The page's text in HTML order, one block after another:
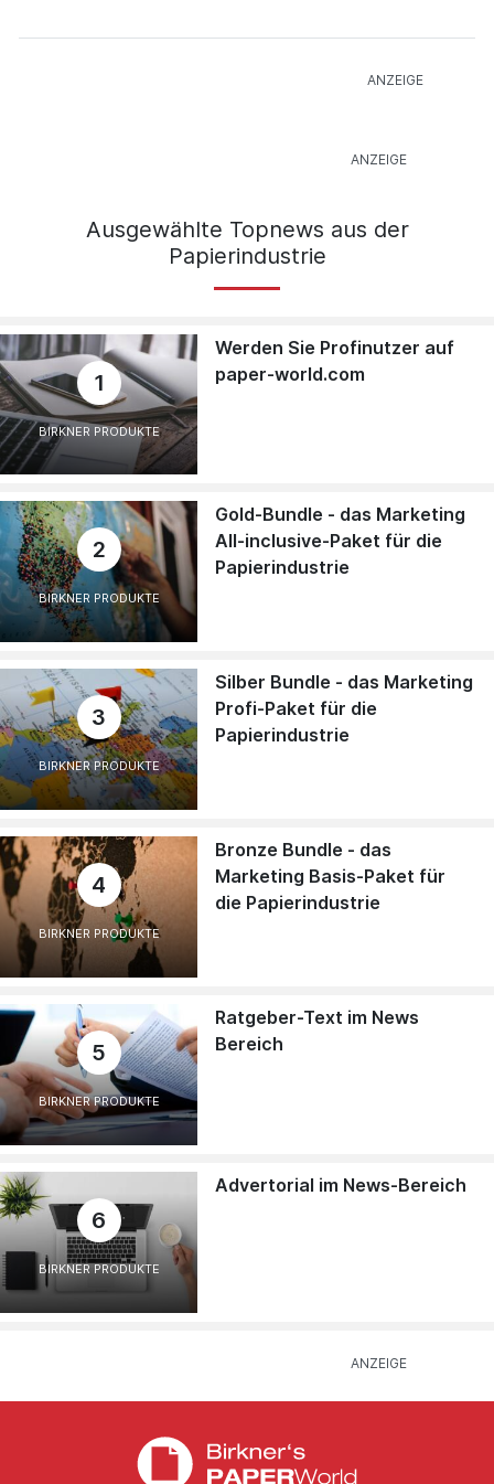
Ausgewählte Topnews aus der
Papierindustrie
1
BIRKNER PRODUKTE
Werden Sie Profinutzer auf
paper-world.com
2
BIRKNER PRODUKTE
Gold-Bundle - das Marketing
All-inclusive-Paket für die
Papierindustrie
3
BIRKNER PRODUKTE
Silber Bundle - das Marketing
Profi-Paket für die
Papierindustrie
4
BIRKNER PRODUKTE
Bronze Bundle - das
Marketing Basis-Paket für
die Papierindustrie
5
BIRKNER PRODUKTE
Ratgeber-Text im News
Bereich
6
BIRKNER PRODUKTE
Advertorial im News-Bereich